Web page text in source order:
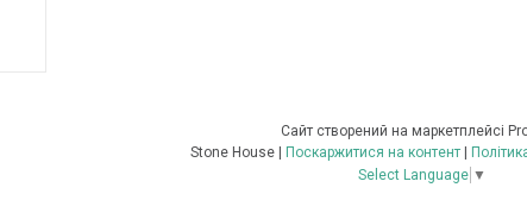
Сайт створений на маркетплейсі
Stone House | Поскаржитися на контент |
Select Language ▼